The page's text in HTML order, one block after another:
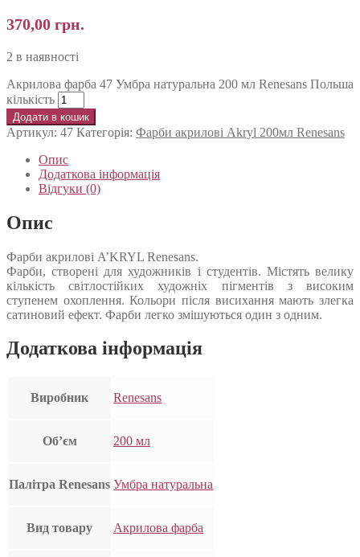
370,00 грн.
2 в наявності
Акрилова фарба 47 Умбра натуральна 200 мл Renesans Польша
кількість
Додати в кошик
Артикул: 47 Категорія: Фарби акрилові Akryl 200мл Renesans
Опис
Додаткова інформація
Відгуки (0)
Опис
Фарби акрилові A’KRYL Renesans.
Фарби, створені для художників і студентів. Містять велику
кількість світлостійких художніх пігментів з високим
ступенем охоплення. Кольори після висихання мають злегка
сатиновий ефект. Фарби легко змішуються один з одним.
Додаткова інформація
Виробник Renesans
Об’єм 200 мл
Палітра Renesans Умбра натуральна
Вид товару Акрилова фарба